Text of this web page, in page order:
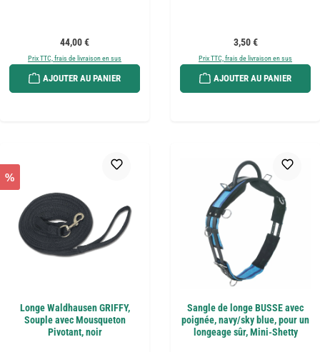
Prix régulier :
44,00 €
Prix TTC, frais de livraison en sus
AJOUTER AU PANIER
Prix régulier :
3,50 €
Prix TTC, frais de livraison en sus
AJOUTER AU PANIER
%
Longe Waldhausen GRIFFY,
Souple avec Mousqueton
Pivotant, noir
Sangle de longe BUSSE avec
poignée, navy/sky blue, pour un
longeage sûr, Mini-Shetty